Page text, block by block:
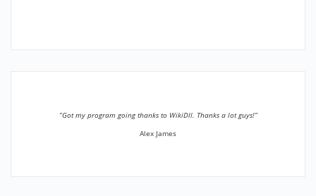
”Got my program going thanks to WikiDll. Thanks a lot guys!”
Alex James